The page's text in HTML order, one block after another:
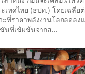
เทศไทย (ธปท.) โดยเฉลี่ย
ะที่ราคาพลังงานโลกลดลง
นที่เข้มข้นจากส...